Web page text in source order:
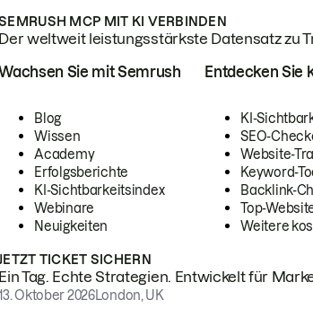
MCP MIT KI VERBINDEN
Der weltweit leistungsstärkste Datensatz zu
Sie mit Semrush
Blog
Wissen
Academy
Erfolgsberichte
KI-Sichtbarkeitsindex
Webinare
Neuigkeiten
Entdecken Sie
KI-
SEO-
Website-
Keyword-
Backlink-
Top-
Weitere
TICKET SICHERN
Ein Tag. Echte Strategien. Entwickelt für
Oktober 2026London, UK